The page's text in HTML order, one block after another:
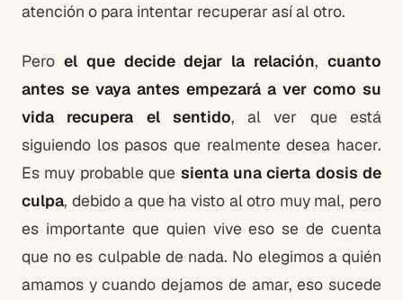
atención o para intentar recuperar así al otro.
Pero el que decide dejar la relación,cuanto
antes se vaya antes empezará a ver como su
vida recupera el sentido, al ver que está
siguiendo los pasos que realmente desea hacer.
Es muy probable que sienta una cierta dosis de
culpa, debido a que ha visto al otro muy mal, pero
es importante que quien vive eso se de cuenta
que no es culpable de nada. No elegimos a quién
amamos y cuando dejamos de amar, eso sucede